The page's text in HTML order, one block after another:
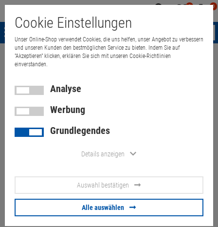
0 0
Menü
Weiter einkaufen
Cookie Einstellungen
Unser Online-Shop verwendet Cookies, die uns helfen, unser Angebot zu verbessern
und unseren Kunden den bestmöglichen Service zu bieten. Indem Sie auf
"Akzeptieren" klicken, erklären Sie sich mit unseren Cookie-Richtlinien
einverstanden.
Analyse
Werbung
Grundlegendes
Details anzeigen
Auswahl bestätigen
Alle auswählen